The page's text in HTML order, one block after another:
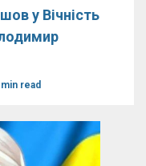
у Вічність
min read